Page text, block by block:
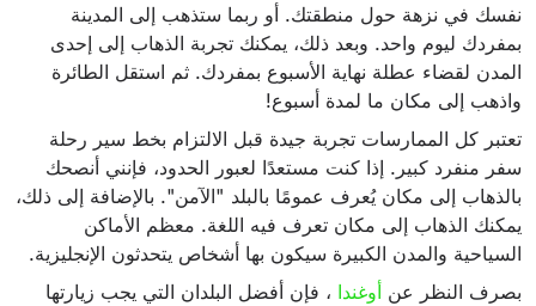
نفسك في نزهة حول منطقتك. أو ربما ستذهب إلى المدينة
بمفردك ليوم واحد. وبعد ذلك، يمكنك تجربة الذهاب إلى إحدى
المدن لقضاء عطلة نهاية الأسبوع بمفردك. ثم استقل الطائرة
واذهب إلى مكان ما لمدة أسبوع!
تعتبر كل الممارسات تجربة جيدة قبل الالتزام بخط سير رحلة
سفر منفرد كبير. إذا كنت مستعدًا لعبور الحدود، فإنني أنصحك
بالذهاب إلى مكان يُعرف عمومًا بالبلد "الآمن". بالإضافة إلى ذلك،
يمكنك الذهاب إلى مكان تعرف فيه اللغة. معظم الأماكن
السياحية والمدن الكبيرة سيكون بها أشخاص يتحدثون الإنجليزية.
بصرف النظر عن أوغندا ، فإن أفضل البلدان التي يجب زيارتها